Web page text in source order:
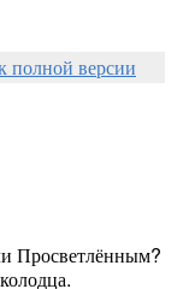
полной версии
Просветлённым?